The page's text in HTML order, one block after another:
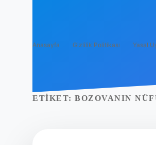
Anasayfa Gizlilik Politikası Yasal
ETIKET: BOZOVANIN